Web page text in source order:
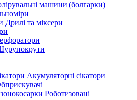
машини (болгарки)
Дрилі та міксери
Акумуляторні сікатори
Роботизовані